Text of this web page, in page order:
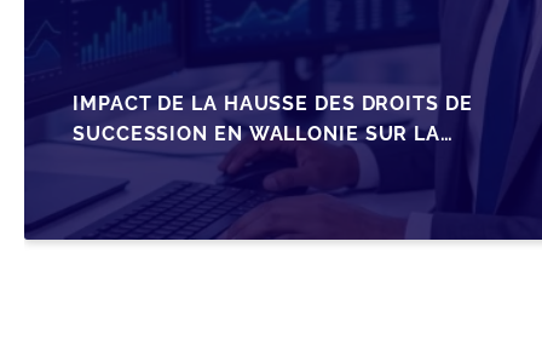
IMPACT DE LA HAUSSE DES DROITS DE
SUCCESSION EN WALLONIE SUR LA
TRANSMISSION FAMILIALE DES PME